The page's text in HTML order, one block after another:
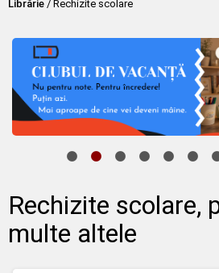
Librărie / Rechizite scolare
Rechizite scolare,
multe altele